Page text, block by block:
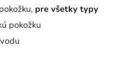
pre všetky typy
pokožku